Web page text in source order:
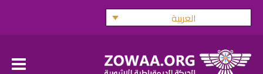
Skip
العربية